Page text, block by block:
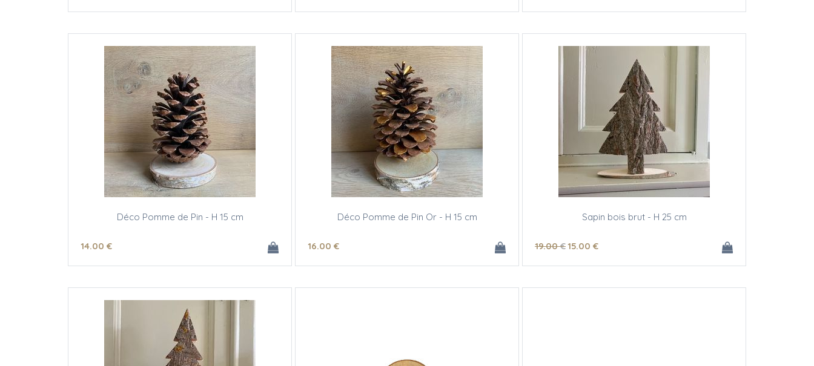
Déco Pomme de Pin - H 15 cm
14.00 €
Déco Pomme de Pin Or - H 15 cm
16.00 €
Sapin bois brut - H 25 cm
19.00 €15.00 €